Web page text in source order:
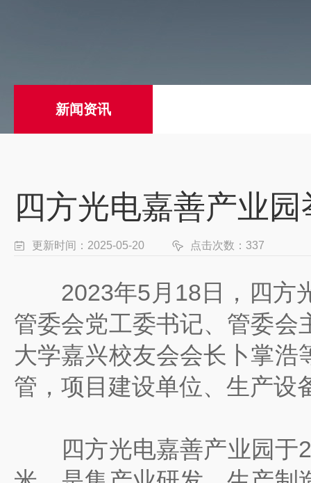
新闻资讯
四方光电嘉善产业
更新时间：2025-05-20 点击次数：337
2023年5月18日，四方光
管委会党工委书记、管委会
大学嘉兴校友会会长卜掌浩
管，项目建设单位、生产设
四方光电嘉善产业园于